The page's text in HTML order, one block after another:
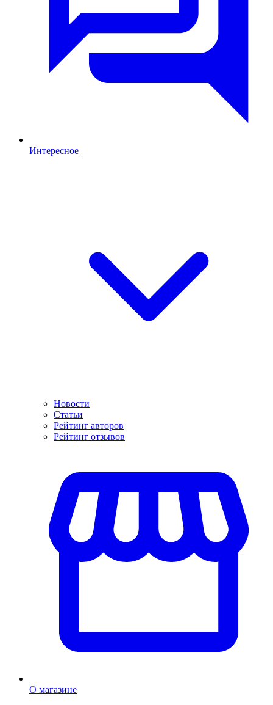
Интересное
Новости
Статьи
Рейтинг авторов
Рейтинг отзывов
О магазине